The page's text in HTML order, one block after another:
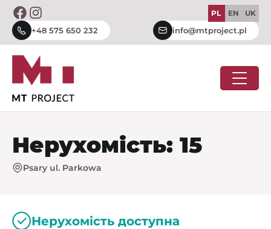
Skip
content+48 575 650 232 info@mtproject.pl
PL EN UK
Нерухомість: 15
Psary ul. Parkowa
Нерухомість доступна